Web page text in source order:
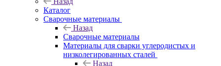
Каталог
Сварочные материалы
Назад
Сварочные материалы
Материалы для сварки углеродистых и
низколегированных сталей
Назад